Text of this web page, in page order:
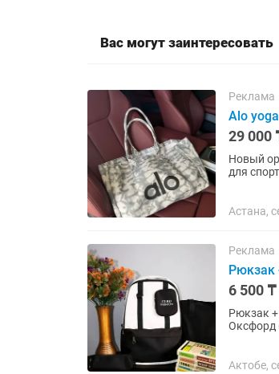
Вас могут заинтересовать
Реклама
Alo
29 000
Новый
для
Астана,
Реклама
Рюкзак
6 500 ₸
Рюкзак +
Оксфорд
Актобе,